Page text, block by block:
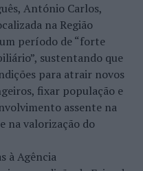
António Carlos,
na Região
período de “forte
sustentando que
para atrair novos
fixar população e
assente na
na valorização do
à Agência